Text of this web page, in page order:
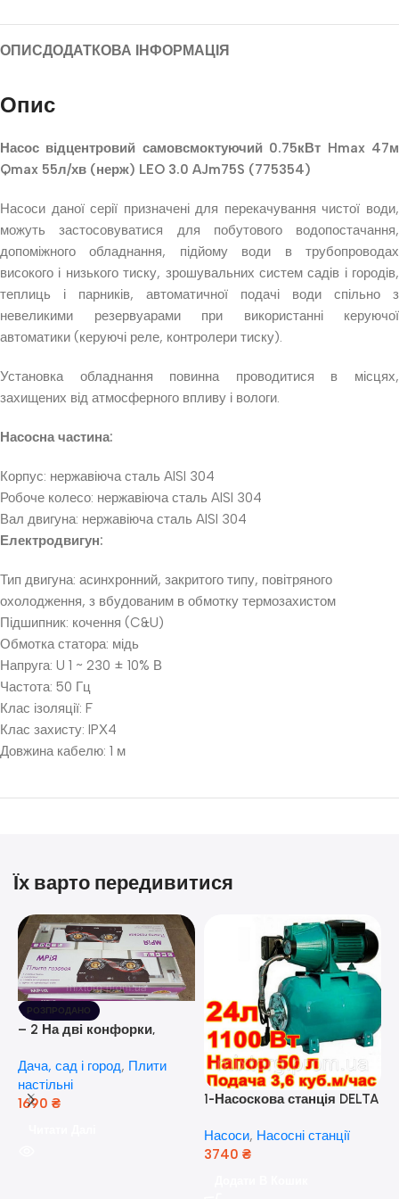
ОПИСДОДАТКОВА ІНФОРМАЦІЯ
Опис
Насос відцентровий самовсмоктуючий 0.75кВт Hmax 47м
Qmax 55л/хв (нерж) LEO 3.0 AJm75S (775354)
Насоси даної серії призначені для перекачування чистої води,
можуть застосовуватися для побутового водопостачання,
допоміжного обладнання, підйому води в трубопроводах
високого і низького тиску, зрошувальних систем садів і городів,
теплиць і парників, автоматичної подачі води спільно з
невеликими резервуарами при використанні керуючої
автоматики (керуючі реле, контролери тиску).
Установка обладнання повинна проводитися в місцях,
захищених від атмосферного впливу і вологи.
Насосна частина:
Корпус: нержавіюча сталь AISI 304
Робоче колесо: нержавіюча сталь AISI 304
Вал двигуна: нержавіюча сталь AISI 304
Електродвигун:
Тип двигуна: асинхронний, закритого типу, повітряного
охолодження, з вбудованим в обмотку термозахистом
Підшипник: кочення (C&U)
Обмотка статора: мідь
Напруга: U 1 ~ 230 ± 10% В
Частота: 50 Гц
Клас ізоляції: F
Клас захисту: IPХ4
Довжина кабелю: 1 м
Їх варто передивитися
РОЗПРОДАНО
– 2 На дві конфорки,
розпалюванням.
Дача, сад і город, Плити
настільні
1690 ₴
1-Насоскова станція DELTA
кВт) ( Польща)
Насоси, Насосні станції
3740 ₴